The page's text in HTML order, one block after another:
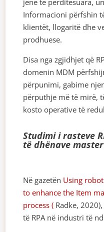
jenë të përditësuara,
Informacioni përfshin
klientët, llogaritë dhe
prodhuese.
Disa nga zgjidhjet që
domenin MDM
përpunimi, gabime
përputhje më të mirë,
kosto operative të
Studimi i rasteve
të dhënave master
Në gazetën Using
to enhance the Item
process ( Radke,
të RPA në industri të